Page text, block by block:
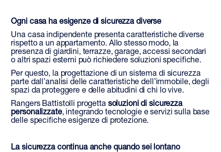
Ogni casa ha esigenze di sicurezza diverse
Una casa indipendente presenta caratteristiche diverse
rispetto a un appartamento. Allo stesso modo, la
presenza di giardini, terrazze, garage, accessi secondari
o altri spazi esterni può richiedere soluzioni specifiche.
Per questo, la progettazione di un sistema di sicurezza
parte dall’analisi delle caratteristiche dell’immobile, degli
spazi da proteggere e delle abitudini di chi lo vive.
Rangers Battistolli progetta soluzioni di sicurezza
personalizzate, integrando tecnologie e servizi sulla base
delle specifiche esigenze di protezione.
La sicurezza continua anche quando sei lontano